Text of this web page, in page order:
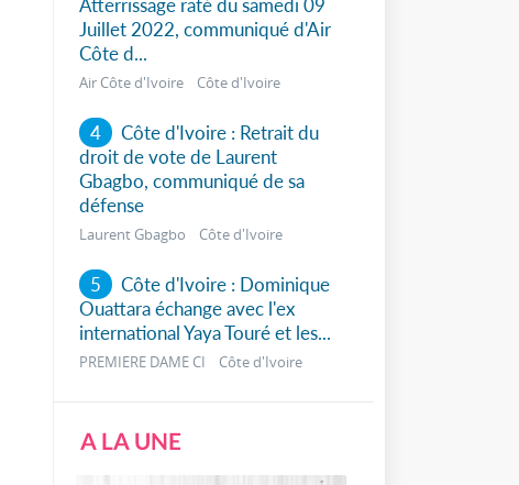
Atterrissage raté du samedi 09
Juillet 2022, communiqué d'Air
Côte d...
Air Côte d'Ivoire Côte d'Ivoire
4
Côte d'Ivoire : Retrait du
droit de vote de Laurent
Gbagbo, communiqué de sa
défense
Laurent Gbagbo Côte d'Ivoire
5
Côte d'Ivoire : Dominique
Ouattara échange avec l'ex
international Yaya Touré et les...
PREMIERE DAME CI Côte d'Ivoire
A LA UNE